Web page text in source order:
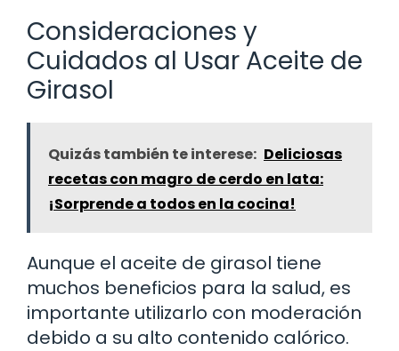
Consideraciones y
Cuidados al Usar Aceite de
Girasol
Quizás también te interese: Deliciosas
recetas con magro de cerdo en lata:
¡Sorprende a todos en la cocina!
Aunque el aceite de girasol tiene
muchos beneficios para la salud, es
importante utilizarlo con moderación
debido a su alto contenido calórico.